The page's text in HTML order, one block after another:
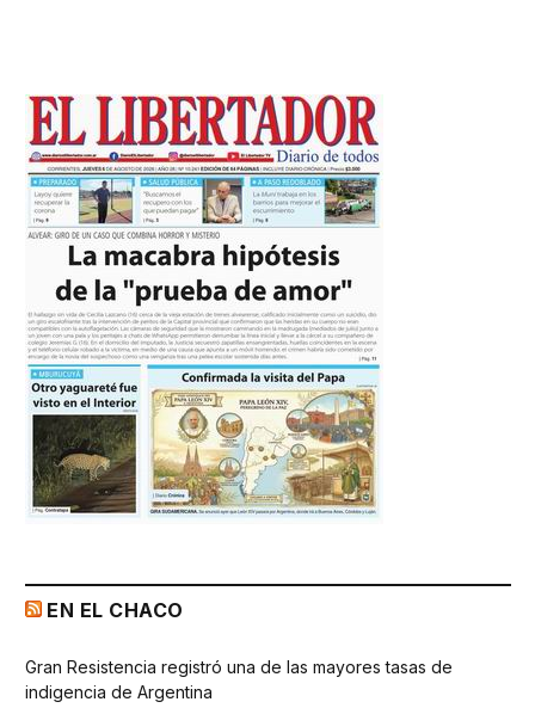
EN EL CHACO
Gran Resistencia registró una de las mayores tasas de
indigencia de Argentina